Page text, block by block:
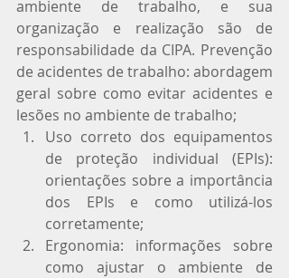
ambiente de trabalho, e sua
organização e realização são de
responsabilidade da CIPA. Prevenção
de acidentes de trabalho: abordagem
geral sobre como evitar acidentes e
lesões no ambiente de trabalho;
Uso correto dos equipamentos
de proteção individual (EPIs):
orientações sobre a importância
dos EPIs e como utilizá-los
corretamente;
Ergonomia: informações sobre
como ajustar o ambiente de